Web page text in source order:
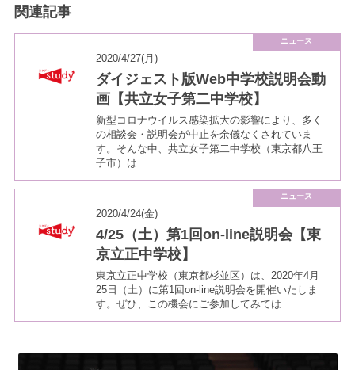
関連記事
ニュース
2020/4/27(月)
ダイジェスト版Web中学校説明会動
画【共立女子第二中学校】
新型コロナウイルス感染拡大の影響により、多く
の相談会・説明会が中止を余儀なくされていま
す。そんな中、共立女子第二中学校（東京都八王
子市）は…
ニュース
2020/4/24(金)
4/25（土）第1回on-line説明会【東
京立正中学校】
東京立正中学校（東京都杉並区）は、2020年4月
25日（土）に第1回on-line説明会を開催いたしま
す。ぜひ、この機会にご参加してみては…